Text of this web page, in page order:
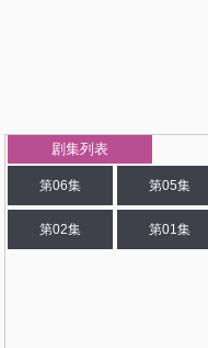
剧集列表
第06集 第05集
第02集 第01集